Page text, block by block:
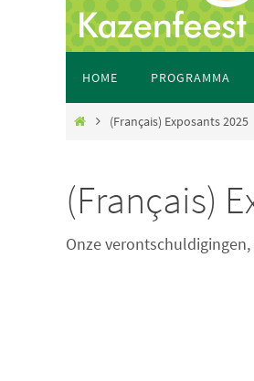
HOME PROGRAMMA
(Français) Exposants 2025
(Français)
Onze